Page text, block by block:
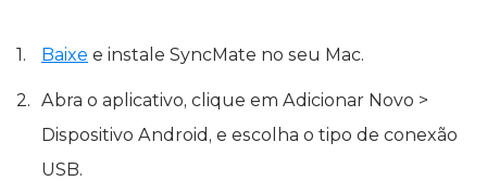
Baixe e instale SyncMate no seu Mac.
Abra o aplicativo, clique em Adicionar Novo >
Dispositivo Android, e escolha o tipo de conexão
USB.